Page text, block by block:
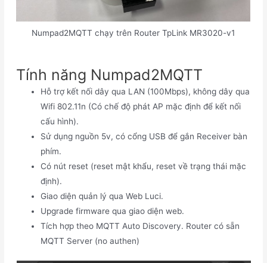
Numpad2MQTT chạy trên Router TpLink MR3020-v1
Tính năng Numpad2MQTT
Hỗ trợ kết nối dây qua LAN (100Mbps), không dây qua
Wifi 802.11n (Có chế độ phát AP mặc định để kết nối
cấu hình).
Sử dụng nguồn 5v, có cổng USB để gắn Receiver bàn
phím.
Có nút reset (reset mật khẩu, reset về trạng thái mặc
định).
Giao diện quản lý qua Web Luci.
Upgrade firmware qua giao diện web.
Tích hợp theo MQTT Auto Discovery. Router có sẵn
MQTT Server (no authen)